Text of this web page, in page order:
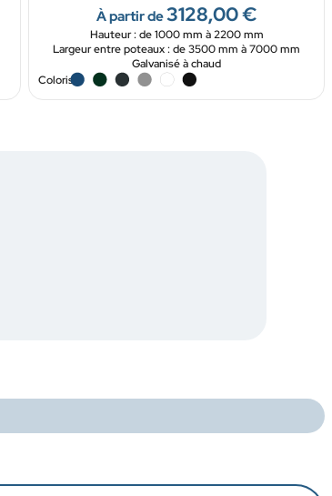
À partir de3128,00€
Hauteur : de 1000 mm à 2200 mm
Largeur entre poteaux : de 3500 mm à 7000 mm
Galvanisé à chaud
Coloris